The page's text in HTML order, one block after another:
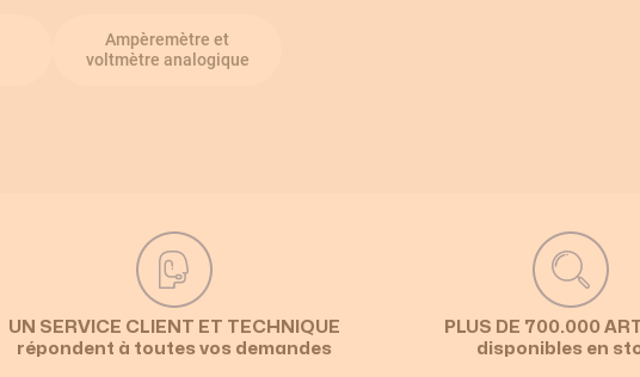
Ampèremètre et
voltmètre analogique
UN SERVICE CLIENT ET TECHNIQUE
répondent à toutes vos demandes
PLUS DE 700.000
disponibles en